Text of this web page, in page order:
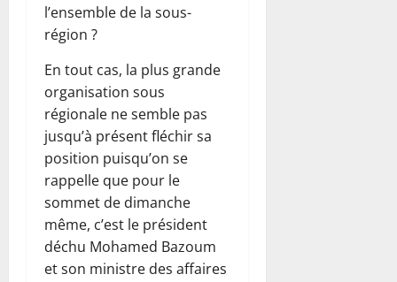
l’ensemble de la sous-
région ?
En tout cas, la plus grande
organisation sous
régionale ne semble pas
jusqu’à présent fléchir sa
position puisqu’on se
rappelle que pour le
sommet de dimanche
même, c’est le président
déchu Mohamed Bazoum
et son ministre des affaires